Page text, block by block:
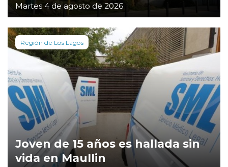
Martes 4 de agosto de 2026
Región de Los Lagos
Joven de 15 años es hallada sin
vida en Maullin